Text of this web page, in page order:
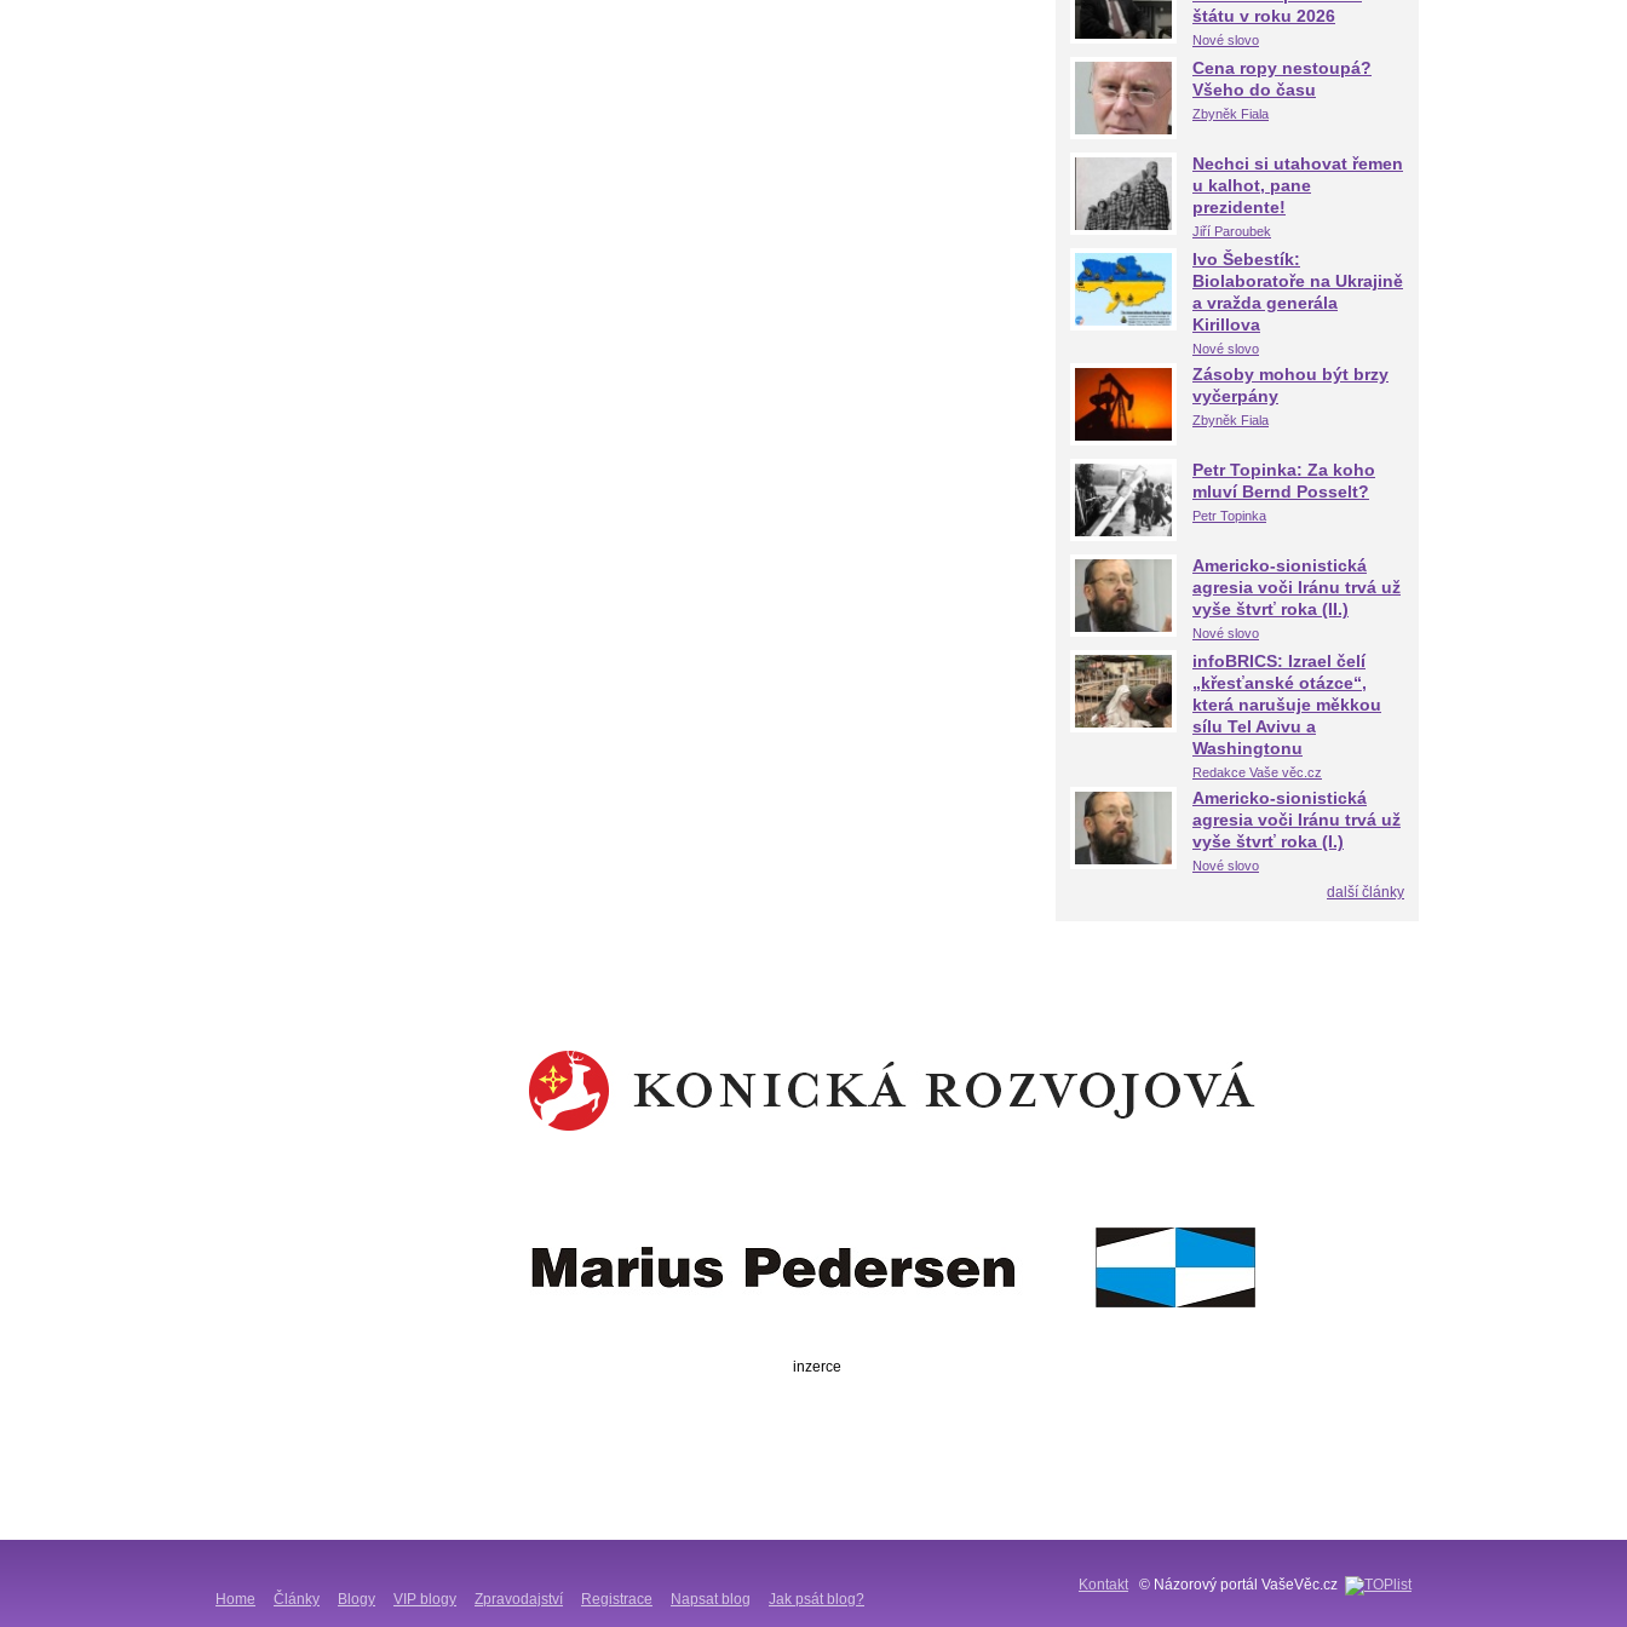
štátu v roku 2026
Nové slovo
Cena ropy nestoupá?
Všeho do času
Zbyněk Fiala
Nechci si utahovat řemen
u kalhot, pane
prezidente!
Jiří Paroubek
Ivo Šebestík:
Biolaboratoře na Ukrajině
a vražda generála
Kirillova
Nové slovo
Zásoby mohou být brzy
vyčerpány
Zbyněk Fiala
Petr Topinka: Za koho
mluví Bernd Posselt?
Petr Topinka
Americko-sionistická
agresia voči Iránu trvá už
vyše štvrť roka (II.)
Nové slovo
infoBRICS: Izrael čelí
„křesťanské otázce“,
která narušuje měkkou
sílu Tel Avivu a
Washingtonu
Redakce Vaše věc.cz
Americko-sionistická
agresia voči Iránu trvá už
vyše štvrť roka (I.)
Nové slovo
další články
inzerce
Home Články Blogy VIP blogy Zpravodajství Registrace Napsat blog Jak psát blog?
Kontakt © Názorový portál VašeVěc.cz